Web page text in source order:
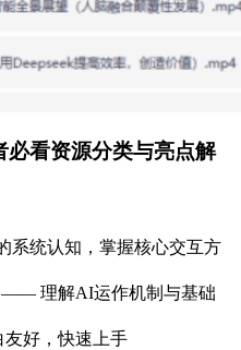
必看资源分类与亮点解
系统认知，掌握核心交互方
—— 理解AI运作机制与基础
好，快速上手